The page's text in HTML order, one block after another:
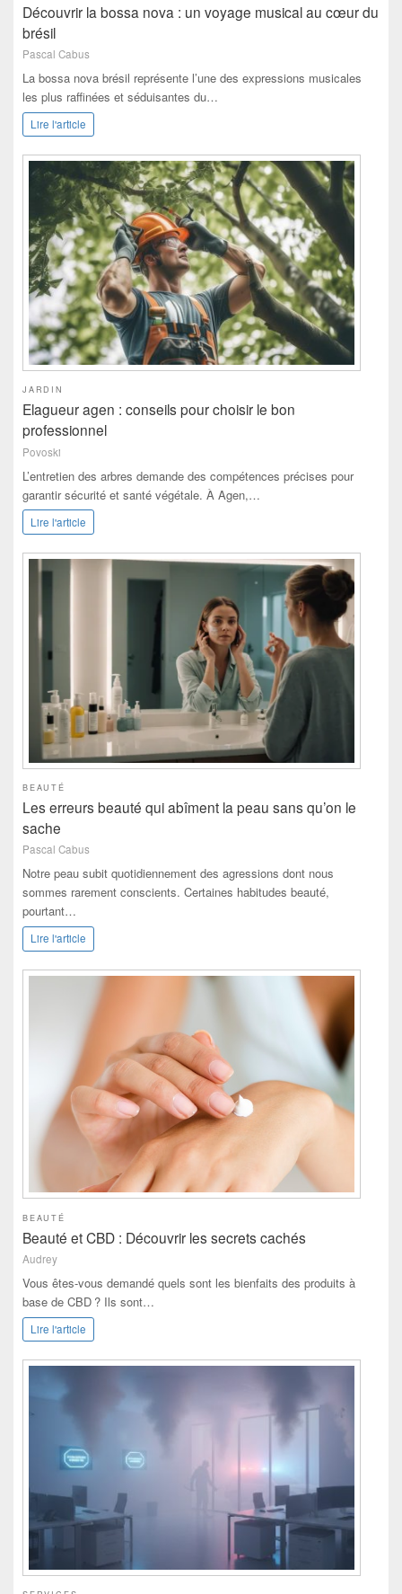
Découvrir la bossa nova : un voyage musical au cœur du
brésil
Pascal Cabus
La bossa nova brésil représente l’une des expressions musicales
les plus raffinées et séduisantes du…
Lire l'article
JARDIN
Elagueur agen : conseils pour choisir le bon
professionnel
Povoski
L’entretien des arbres demande des compétences précises pour
garantir sécurité et santé végétale. À Agen,…
Lire l'article
BEAUTÉ
Les erreurs beauté qui abîment la peau sans qu’on le
sache
Pascal Cabus
Notre peau subit quotidiennement des agressions dont nous
sommes rarement conscients. Certaines habitudes beauté,
pourtant…
Lire l'article
BEAUTÉ
Beauté et CBD : Découvrir les secrets cachés
Audrey
Vous êtes-vous demandé quels sont les bienfaits des produits à
base de CBD ? Ils sont…
Lire l'article